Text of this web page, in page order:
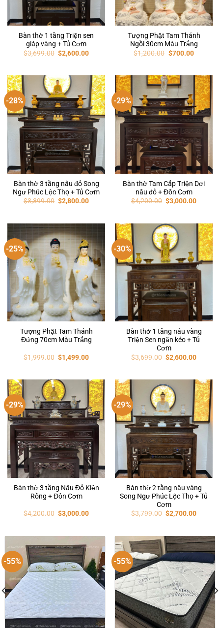
Bàn thờ 1 tầng Triện sen
giáp vàng + Tủ Cơm
$3,699.00 $2,600.00
Tượng Phật Tam Thánh
Ngồi 30cm Màu Trắng
$1,200.00 $700.00
-28%
Bàn thờ 3 tầng nâu đỏ Song
Ngư Phúc Lộc Thọ + Tủ Cơm
$3,899.00 $2,800.00
-29%
Bàn thờ Tam Cấp Triện Dơi
nâu đỏ + Đôn Cơm
$4,200.00 $3,000.00
-25%
Tượng Phật Tam Thánh
Đứng 70cm Màu Trắng
$1,999.00 $1,499.00
-30%
Bàn thờ 1 tầng nâu vàng
Triện Sen ngăn kéo + Tủ
Cơm
$3,699.00 $2,600.00
-29%
Bàn thờ 3 tầng Nâu Đỏ Kiện
Rồng + Đôn Cơm
$4,200.00 $3,000.00
-29%
Bàn thờ 2 tầng nâu vàng
Song Ngư Phúc Lộc Thọ + Tủ
Cơm
$3,799.00 $2,700.00
-55% -55%